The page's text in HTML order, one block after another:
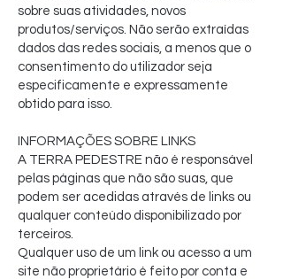
sobre suas atividades, novos
produtos/serviços. Não serão extraídas
dados das redes sociais, a menos que o
consentimento do utilizador seja
especificamente e expressamente
obtido para isso.
INFORMAÇÕES SOBRE LINKS
A TERRA PEDESTRE não é responsável
pelas páginas que não são suas, que
podem ser acedidas através de links ou
qualquer conteúdo disponibilizado por
terceiros.
Qualquer uso de um link ou acesso a um
site não proprietário é feito por conta e